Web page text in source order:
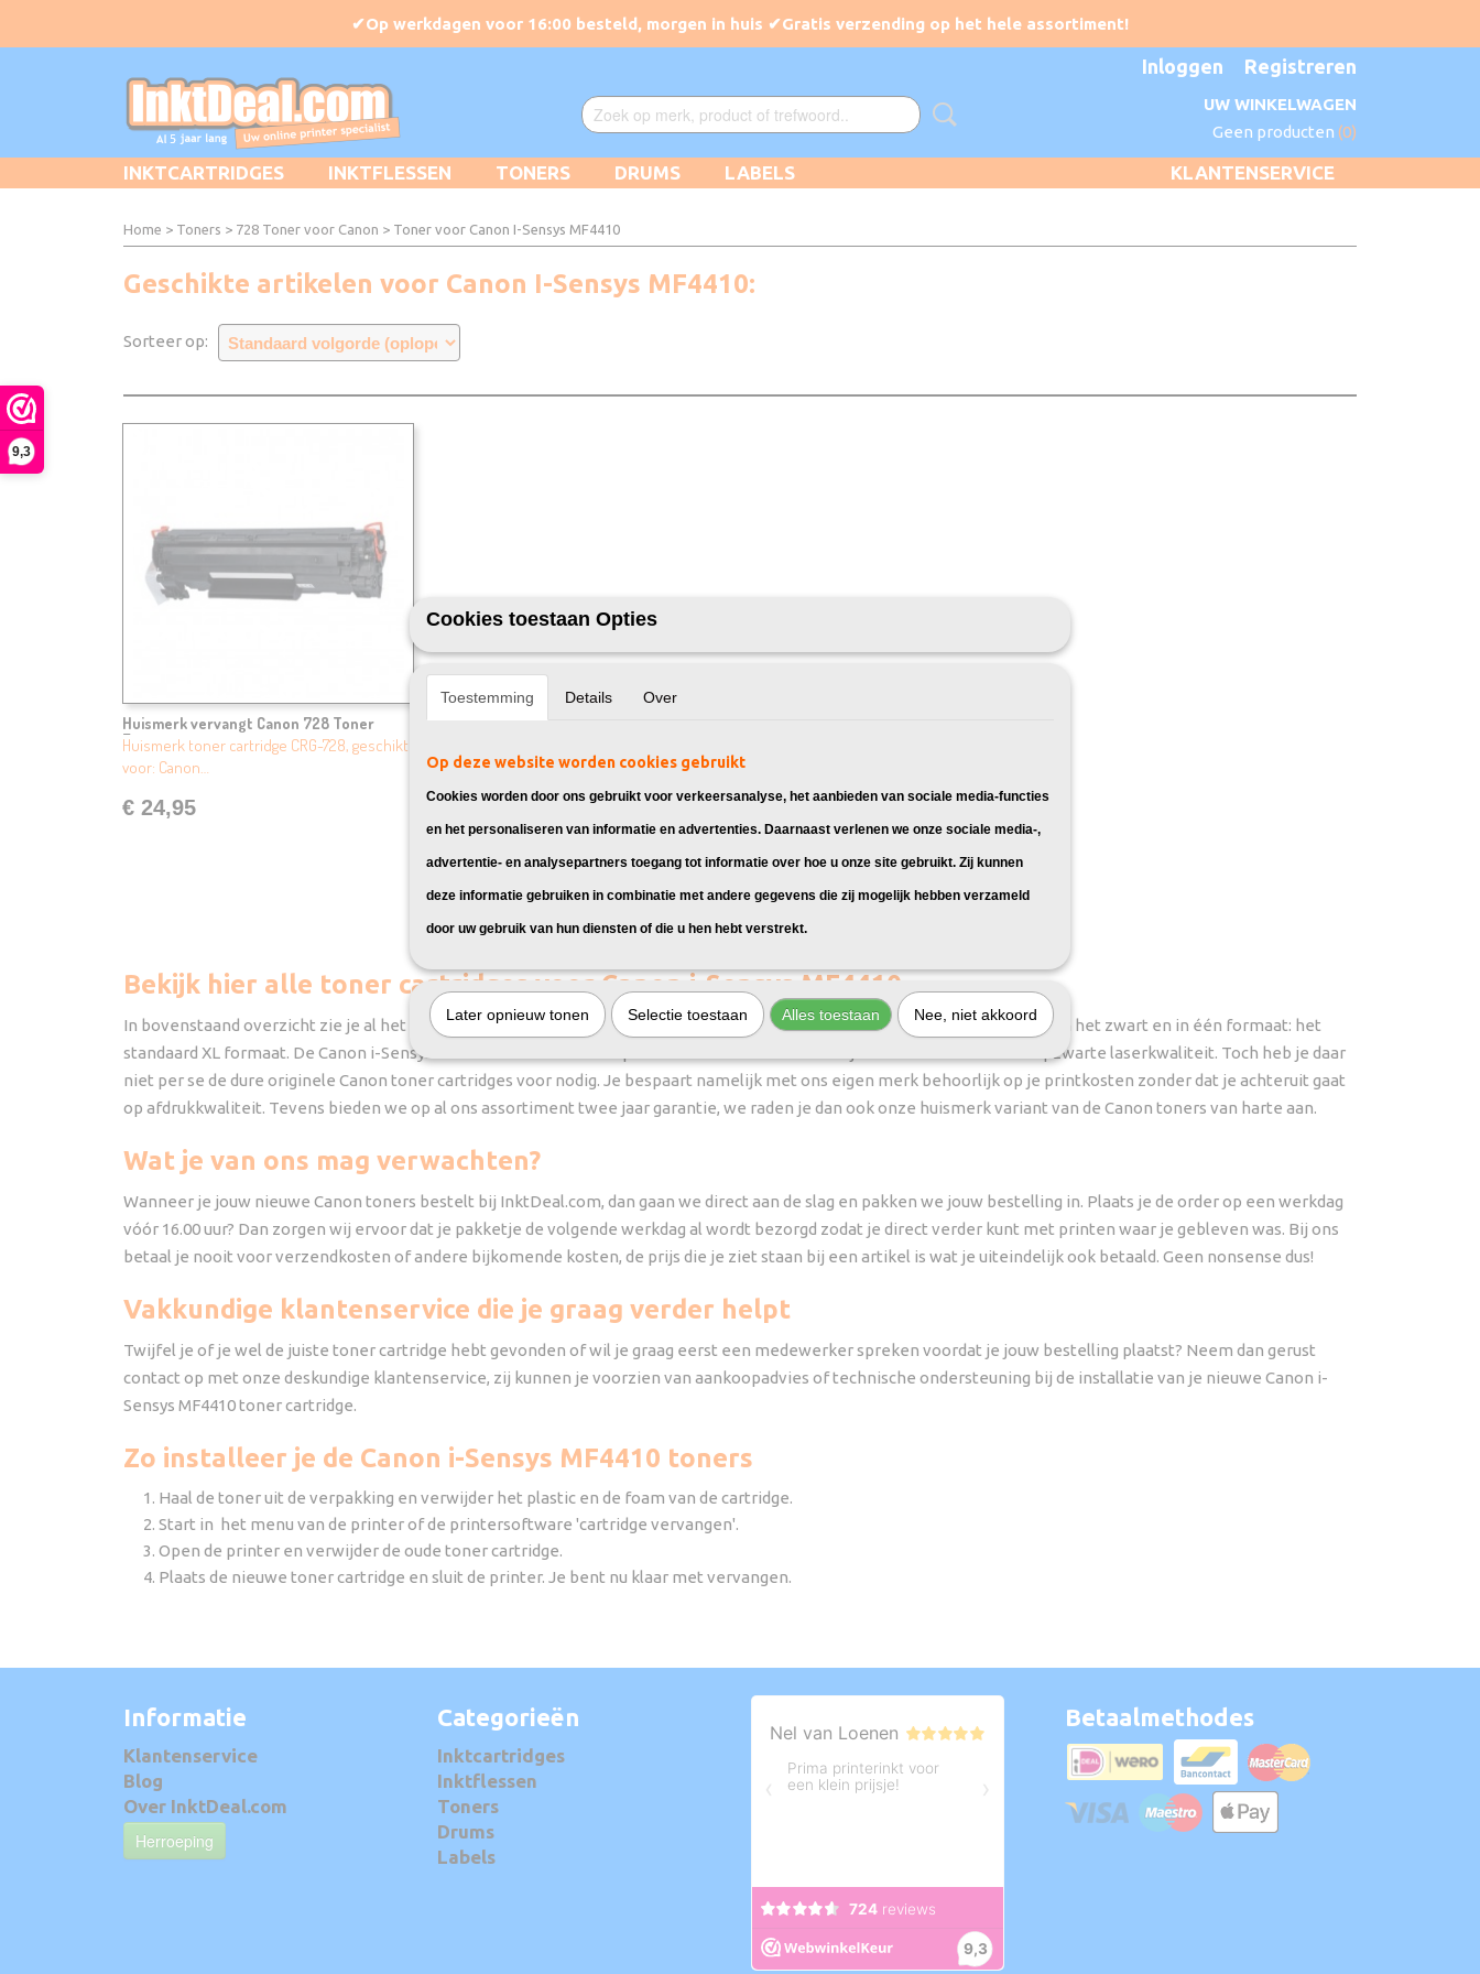
9,3
Inloggen Registreren
UW WINKELWAGEN
Geen producten (0)
KLANTENSERVICE
INKTCARTRIDGES INKTFLESSEN TONERS DRUMS LABELS
Home > Toners > 728 Toner voor Canon > Toner voor Canon I-Sensys MF4410
Geschikte artikelen voor Canon I-Sensys MF4410:
Sorteer op:
Huismerk vervangt Canon 728 Toner
Zwart
Huismerk toner cartridge CRG-728, geschikt
voor: Canon…
€ 24,95
Bekijk hier alle toner cartridges voor Canon i-Sensys MF4410
In bovenstaand overzicht zie je al het geschikte assortiment voor de Canon i-Sensys MF4410. Deze cartridges zijn leverbaar in het zwart en in één formaat: het
standaard XL formaat. De Canon i-Sensys MF4410 is een zwart-wit printer die bekend staat om zijn fraaie afdrukken en diepzwarte laserkwaliteit. Toch heb je daar
niet per se de dure originele Canon toner cartridges voor nodig. Je bespaart namelijk met ons eigen merk behoorlijk op je printkosten zonder dat je achteruit gaat
op afdrukkwaliteit. Tevens bieden we op al ons assortiment twee jaar garantie, we raden je dan ook onze huismerk variant van de Canon toners van harte aan.
Wat je van ons mag verwachten?
Wanneer je jouw nieuwe Canon toners bestelt bij InktDeal.com, dan gaan we direct aan de slag en pakken we jouw bestelling in. Plaats je de order op een werkdag
vóór 16.00 uur? Dan zorgen wij ervoor dat je pakketje de volgende werkdag al wordt bezorgd zodat je direct verder kunt met printen waar je gebleven was. Bij ons
betaal je nooit voor verzendkosten of andere bijkomende kosten, de prijs die je ziet staan bij een artikel is wat je uiteindelijk ook betaald. Geen nonsense dus!
Vakkundige klantenservice die je graag verder helpt
Twijfel je of je wel de juiste toner cartridge hebt gevonden of wil je graag eerst een medewerker spreken voordat je jouw bestelling plaatst? Neem dan gerust
contact op met onze deskundige klantenservice, zij kunnen je voorzien van aankoopadvies of technische ondersteuning bij de installatie van je nieuwe Canon i-
Sensys MF4410 toner cartridge.
Zo installeer je de Canon i-Sensys MF4410 toners
Haal de toner uit de verpakking en verwijder het plastic en de foam van de cartridge.
Start in het menu van de printer of de printersoftware 'cartridge vervangen'.
Open de printer en verwijder de oude toner cartridge.
Plaats de nieuwe toner cartridge en sluit de printer. Je bent nu klaar met vervangen.
Informatie
Klantenservice
Blog
Over InktDeal.com
Herroeping
Categorieën
Inktcartridges
Inktflessen
Toners
Drums
Labels
Betaalmethodes
Cookies toestaan Opties
Toestemming Details Over
Op deze website worden cookies gebruikt
Cookies worden door ons gebruikt voor verkeersanalyse, het aanbieden van sociale media-functies
en het personaliseren van informatie en advertenties. Daarnaast verlenen we onze sociale media-,
advertentie- en analysepartners toegang tot informatie over hoe u onze site gebruikt. Zij kunnen
deze informatie gebruiken in combinatie met andere gegevens die zij mogelijk hebben verzameld
door uw gebruik van hun diensten of die u hen hebt verstrekt.
Later opnieuw tonen Selectie toestaan Alles toestaan Nee, niet akkoord